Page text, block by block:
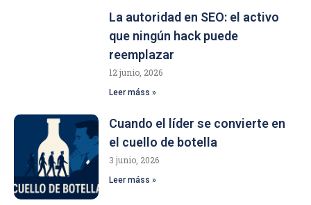
La autoridad en SEO: el activo
que ningún hack puede
reemplazar
12 junio, 2026
Leer máss »
Cuando el líder se convierte en
el cuello de botella
3 junio, 2026
Leer máss »